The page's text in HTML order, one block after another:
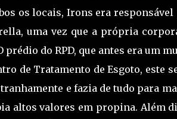
os locais, Irons era responsável
uma vez que a própria
do RPD, que antes era um
de Tratamento de Esgoto, este
e fazia de tudo para
altos valores em propina. Além